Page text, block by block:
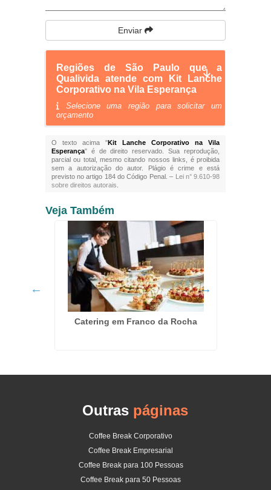
Enviar
Regiões de São Paulo que a
Qualivida atende com Kit Lanche
Corporativo na Vila Esperança
Selecione uma região para solicitar um
orçamento
O texto acima "Kit Lanche Corporativo na Vila
Esperança" é de direito reservado. Sua reprodução,
parcial ou total, mesmo citando nossos links, é proibida
sem a autorização do autor. Plágio é crime e está
previsto no artigo 184 do Código Penal. – Lei n° 9.610-98
sobre direitos autorais
Veja Também
Catering em Franco da Rocha
Outras páginas
Coffee Break Corporativo
Coffee Break Empresarial
Coffee Break para 100 Pessoas
Coffee Break para 50 Pessoas